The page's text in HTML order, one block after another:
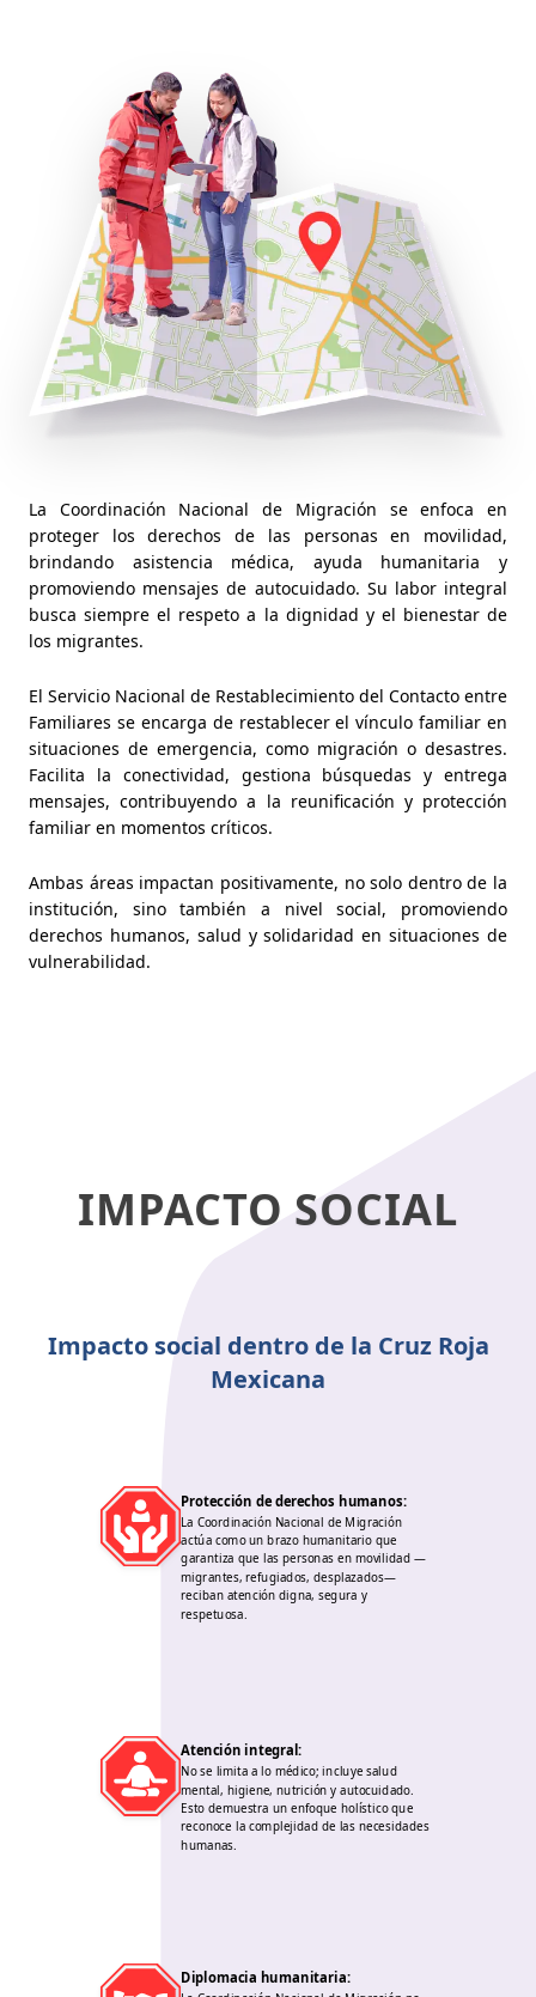
La Coordinación Nacional de Migración se enfoca en
proteger los derechos de las personas en movilidad,
brindando asistencia médica, ayuda humanitaria y
promoviendo mensajes de autocuidado. Su labor integral
busca siempre el respeto a la dignidad y el bienestar de
los migrantes.
El Servicio Nacional de Restablecimiento del Contacto entre
Familiares se encarga de restablecer el vínculo familiar en
situaciones de emergencia, como migración o desastres.
Facilita la conectividad, gestiona búsquedas y entrega
mensajes, contribuyendo a la reunificación y protección
familiar en momentos críticos.
Ambas áreas impactan positivamente, no solo dentro de la
institución, sino también a nivel social, promoviendo
derechos humanos, salud y solidaridad en situaciones de
vulnerabilidad.
IMPACTO SOCIAL
Impacto social dentro de la Cruz Roja
Mexicana
Protección de derechos humanos:
La Coordinación Nacional de Migración
actúa como un brazo humanitario que
garantiza que las personas en movilidad —
migrantes, refugiados, desplazados—
reciban atención digna, segura y
respetuosa.
Atención integral:
No se limita a lo médico; incluye salud
mental, higiene, nutrición y autocuidado.
Esto demuestra un enfoque holístico que
reconoce la complejidad de las necesidades
humanas.
Diplomacia humanitaria: